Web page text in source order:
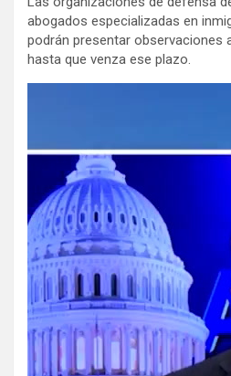
abogados especializadas en
podrán presentar observaciones
hasta que venza ese plazo.